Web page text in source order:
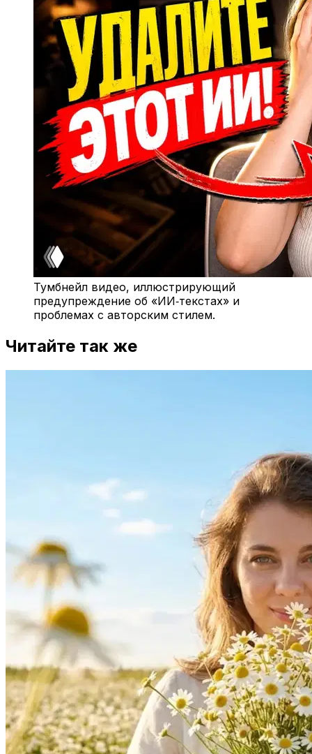
Тумбнейл видео, иллюстрирующий
предупреждение об «ИИ‑текстах» и
проблемах с авторским стилем.
Читайте так же